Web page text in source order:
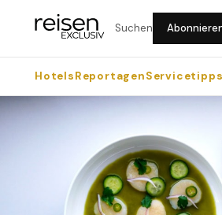
Suchen
HotelsReportagenServicetipps